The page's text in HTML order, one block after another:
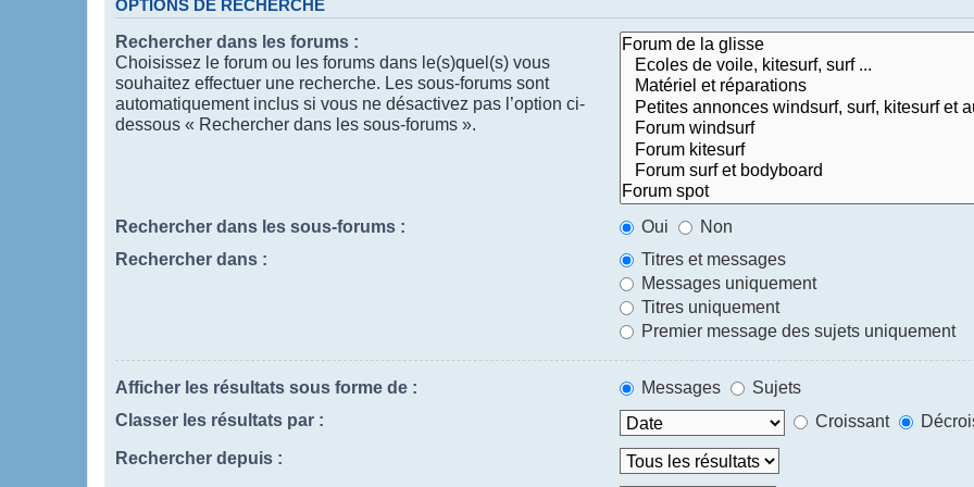
OPTIONS DE RECHERCHE
Rechercher dans les forums :
Choisissez le forum ou les forums dans le(s)quel(s) vous
souhaitez effectuer une recherche. Les sous-forums sont
automatiquement inclus si vous ne désactivez pas l’option ci-
dessous « Rechercher dans les sous-forums ».
Rechercher dans les sous-forums : Oui
Non
Rechercher dans :
Titres et messages
Messages uniquement
Titres uniquement
Premier message des sujets uniquement
Afficher les résultats sous forme de : Messages
Sujets
Classer les résultats par :
Croissant
Rechercher depuis :